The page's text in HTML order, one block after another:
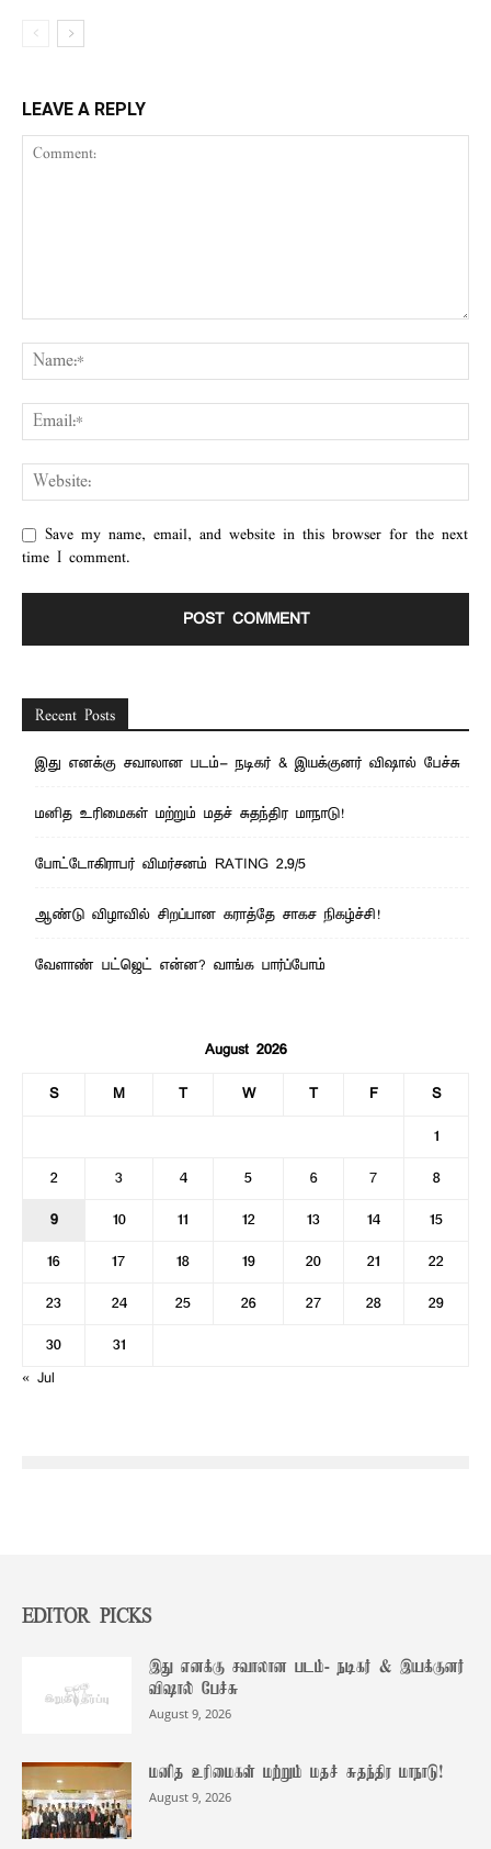
LEAVE A REPLY
Save my name, email, and website in this browser for the next
time I comment.
Recent Posts
இது எனக்கு சவாலான படம்- நடிகர் & இயக்குனர் விஷால் பேச்சு
மனித உரிமைகள் மற்றும் மதச் சுதந்திர மாநாடு!
போட்டோகிராபர் விமர்சனம் RATING 2.9/5
ஆண்டு விழாவில் சிறப்பான கராத்தே சாகச நிகழ்ச்சி!
வேளாண் பட்ஜெட் என்ன? வாங்க பார்ப்போம்
August 2026
S M T W T F S
1
2 3 4 5 6 7 8
9 10 11 12 13 14 15
16 17 18 19 20 21 22
23 24 25 26 27 28 29
30
31
« Jul
EDITOR PICKS
இது எனக்கு சவாலான படம்- நடிகர் & இயக்குனர்
விஷால் பேச்சு
August 9, 2026
மனித உரிமைகள் மற்றும் மதச் சுதந்திர மாநாடு!
August 9, 2026